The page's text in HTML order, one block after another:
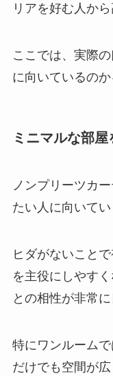
リアを好む人か
ここでは、実際
に向いているのか
ミニマルな部屋
ノンプリーツカ
たい人に向いてい
ヒダがないこと
を主役にしやす
との相性が非常に
特にワンルーム
だけでも空間が広